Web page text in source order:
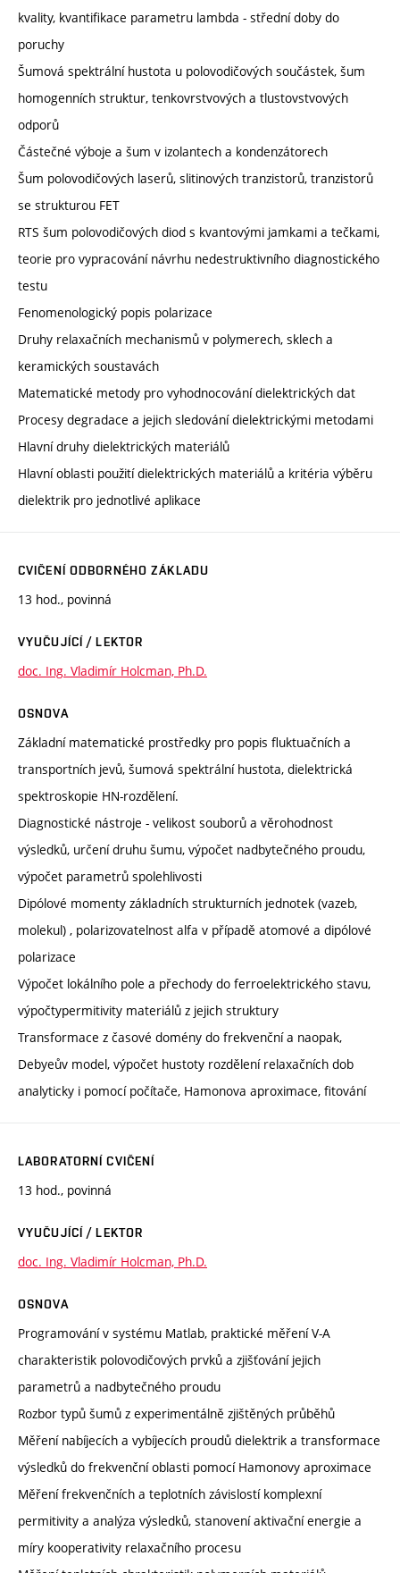
kvality, kvantifikace parametru lambda - střední doby do
poruchy
Šumová spektrální hustota u polovodičových součástek, šum
homogenních struktur, tenkovrstvových a tlustovstvových
odporů
Částečné výboje a šum v izolantech a kondenzátorech
Šum polovodičových laserů, slitinových tranzistorů, tranzistorů
se strukturou FET
RTS šum polovodičových diod s kvantovými jamkami a tečkami,
teorie pro vypracování návrhu nedestruktivního diagnostického
testu
Fenomenologický popis polarizace
Druhy relaxačních mechanismů v polymerech, sklech a
keramických soustavách
Matematické metody pro vyhodnocování dielektrických dat
Procesy degradace a jejich sledování dielektrickými metodami
Hlavní druhy dielektrických materiálů
Hlavní oblasti použití dielektrických materiálů a kritéria výběru
dielektrik pro jednotlivé aplikace
CVIČENÍ ODBORNÉHO ZÁKLADU
13 hod., povinná
VYUČUJÍCÍ / LEKTOR
doc. Ing. Vladimír Holcman, Ph.D.
OSNOVA
Základní matematické prostředky pro popis fluktuačních a
transportních jevů, šumová spektrální hustota, dielektrická
spektroskopie HN-rozdělení.
Diagnostické nástroje - velikost souborů a věrohodnost
výsledků, určení druhu šumu, výpočet nadbytečného proudu,
výpočet parametrů spolehlivosti
Dipólové momenty základních strukturních jednotek (vazeb,
molekul) , polarizovatelnost alfa v případě atomové a dipólové
polarizace
Výpočet lokálního pole a přechody do ferroelektrického stavu,
výpočtypermitivity materiálů z jejich struktury
Transformace z časové domény do frekvenční a naopak,
Debyeův model, výpočet hustoty rozdělení relaxačních dob
analyticky i pomocí počítače, Hamonova aproximace, fitování
LABORATORNÍ CVIČENÍ
13 hod., povinná
VYUČUJÍCÍ / LEKTOR
doc. Ing. Vladimír Holcman, Ph.D.
OSNOVA
Programování v systému Matlab, praktické měření V-A
charakteristik polovodičových prvků a zjišťování jejich
parametrů a nadbytečného proudu
Rozbor typů šumů z experimentálně zjištěných průběhů
Měření nabíjecích a vybíjecích proudů dielektrik a transformace
výsledků do frekvenční oblasti pomocí Hamonovy aproximace
Měření frekvenčních a teplotních závislostí komplexní
permitivity a analýza výsledků, stanovení aktivační energie a
míry kooperativity relaxačního procesu